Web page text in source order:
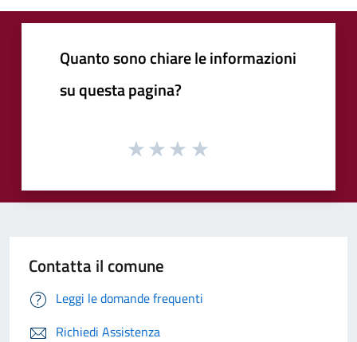
Quanto sono chiare le informazioni
su questa pagina?
Contatta il comune
Leggi le domande frequenti
Richiedi Assistenza